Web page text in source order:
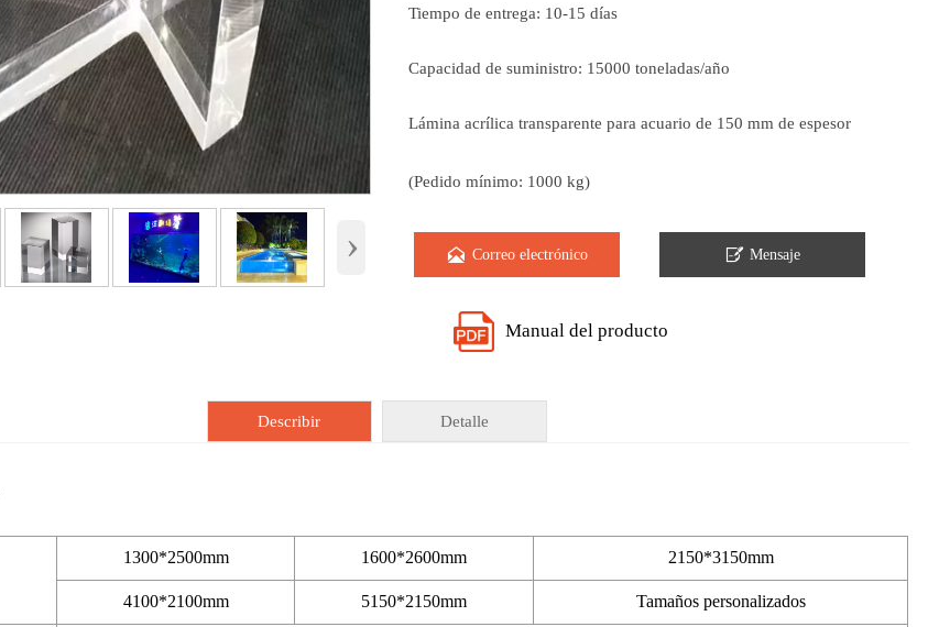
›
Tiempo de entrega: 10-15 días
Capacidad de suministro: 15000 toneladas/año
Lámina acrílica transparente para acuario de 150 mm de espesor
(Pedido mínimo: 1000 kg)
 Correo electrónico  Mensaje
Manual del producto
Describir Detalle
1300*2500mm 1600*2600mm 2150*3150mm
4100*2100mm 5150*2150mm Tamaños personalizados